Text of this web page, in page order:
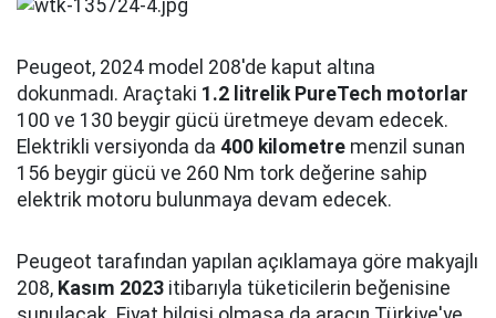
Peugeot, 2024 model 208'de kaput altına
dokunmadı. Araçtaki 1.2 litrelik PureTech motorlar
100 ve 130 beygir gücü üretmeye devam edecek.
Elektrikli versiyonda da 400 kilometre menzil sunan
156 beygir gücü ve 260 Nm tork değerine sahip
elektrik motoru bulunmaya devam edecek.
Peugeot tarafından yapılan açıklamaya göre makyajlı
208, Kasım 2023 itibarıyla tüketicilerin beğenisine